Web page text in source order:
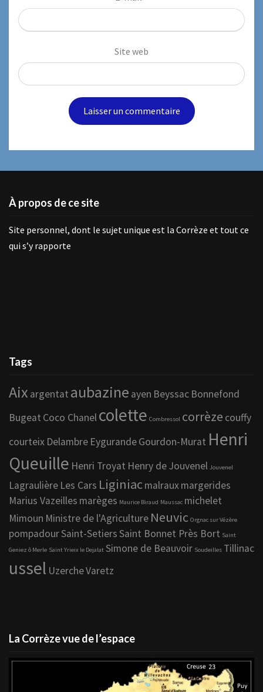
Site web
À propos de ce site
Site personnel, dont le sujet unique est la Corrèze et tout ce
qui s’y rapporte
Tags
Aix argentat aubazine ayen Beyssac Bonnefond
Bugeat Coco Chanelcolette Combressol corrèze couffy
courteix Delambre EygurandeGourdon-Murat Henri
Queuille Henri Troyat Henry de Jouvenel Jouvenel
Lagraulière Les Cars Liginiacmalrauxmargerides
Marius Vazeilles marèges Maurice Biraud Maussac michelet
Mimoun Ministre de l'Agriculture Neuvic Orgnac sur Vézère
pompadourSaint-SetiersSaint Bonnet Près Bort Saint
Geniez ô Merle Saint Yrieix le Dejalat Simone de Beauvoir Soudeilles Tillinac
ussel UzercheVaretz
La Corrèze vue de l’espace